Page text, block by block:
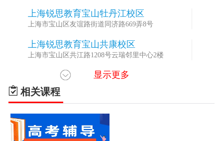
上海锐思教育宝山牡丹江校区
上海市宝山区友谊路街道同济路669弄8号
上海锐思教育宝山共康校区
上海市宝山区共江路1208号云瑞邻里中心2楼
上海锐思教育宝山万达校区
上海市宝山区万达金街2楼
7 上海锐思教育黄浦人民广场校区
上海市广东路500号2203（世贸大厦）
8 上海锐思教育黄浦西藏南校区
显示更多
相关课程